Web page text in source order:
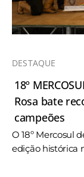
DESTAQUE
18º
Rosa bate
campeões
O 18º Mercosul
edição histórica